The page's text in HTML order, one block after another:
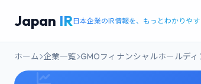
Japan IR日本企業のIR情報を、もっとわかりや
ホーム 企業一覧 GMOフィナンシャルホールデ